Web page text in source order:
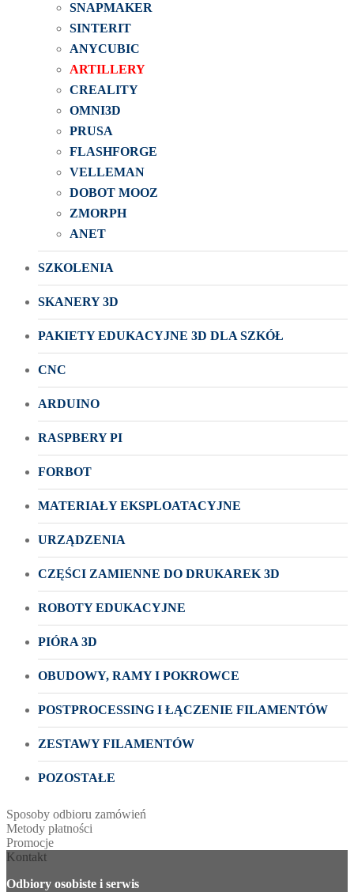
SNAPMAKER
SINTERIT
ANYCUBIC
ARTILLERY
CREALITY
OMNI3D
PRUSA
FLASHFORGE
VELLEMAN
DOBOT MOOZ
ZMORPH
ANET
SZKOLENIA
SKANERY 3D
PAKIETY EDUKACYJNE 3D DLA SZKÓŁ
CNC
ARDUINO
RASPBERY PI
FORBOT
MATERIAŁY EKSPLOATACYJNE
URZĄDZENIA
CZĘŚCI ZAMIENNE DO DRUKAREK 3D
ROBOTY EDUKACYJNE
PIÓRA 3D
OBUDOWY, RAMY I POKROWCE
POSTPROCESSING I ŁĄCZENIE FILAMENTÓW
ZESTAWY FILAMENTÓW
POZOSTAŁE
Sposoby odbioru zamówień
Metody płatności
Promocje
Kontakt
Odbiory osobiste i serwis